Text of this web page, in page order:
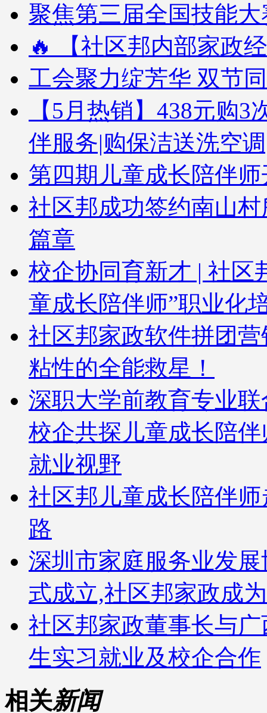
聚焦第三届全国技能
🔥 【社区邦内部家政
工会聚力绽芳华 双节
【5月热销】438元购
伴服务|购保洁送洗空
第四期儿童成长陪伴
社区邦成功签约南山
篇章
校企协同育新才 | 社区
童成长陪伴师”职业化
社区邦家政软件拼团
粘性的全能救星！
深职大学前教育专业
校企共探儿童成长陪
就业视野
社区邦儿童成长陪伴
路
深圳市家庭服务业发
式成立,社区邦家政成
社区邦家政董事长与
生实习就业及校企合作
相关新闻